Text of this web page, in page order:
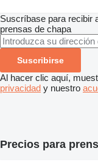
Suscríbase para recibir
prensas de chapa
Suscribirse
Al hacer clic aquí,
privacidad y nuestro
Precios para